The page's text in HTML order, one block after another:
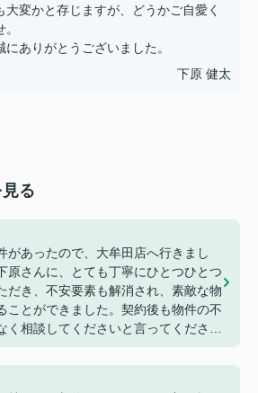
大変かと存じますが、どうかご自愛く
にありがとうございました。
下原 健太
る
があったので、大牟田店へ行きまし
原さんに、とても丁寧にひとつひとつ
だき、不安要素も解消され、素敵な物
ことができました。契約後も物件の不
く相談してくださいと言ってくださっ
して住めそうです。